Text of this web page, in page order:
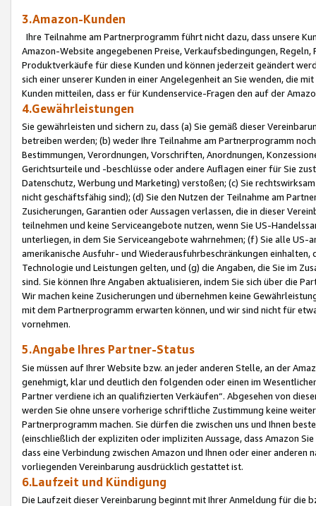
3.Amazon-Kunden
Ihre Teilnahme am Partnerprogramm führt nicht dazu, dass unsere
Amazon-Website angegebenen Preise, Verkaufsbedingungen,
Produktverkäufe für diese Kunden und können jederzeit geändert
sich einer unserer Kunden in einer Angelegenheit an Sie wenden, die
Kunden mitteilen, dass er für Kundenservice-Fragen den auf der
4.Gewährleistungen
Sie gewährleisten und sichern zu, dass (a) Sie gemäß dieser
betreiben werden; (b) weder Ihre Teilnahme am Partnerprogramm
Bestimmungen, Verordnungen, Vorschriften, Anordnungen,
Gerichtsurteile und -beschlüsse oder andere Auflagen einer für Sie
Datenschutz, Werbung und Marketing) verstoßen; (c) Sie
nicht geschäftsfähig sind); (d) Sie den Nutzen der Teilnahme am
Zusicherungen, Garantien oder Aussagen verlassen, die in dieser
teilnehmen und keine Serviceangebote nutzen, wenn Sie US-
unterliegen, in dem Sie Serviceangebote wahrnehmen; (f) Sie alle
amerikanische Ausfuhr- und Wiederausfuhrbeschränkungen
Technologie und Leistungen gelten, und (g) die Angaben, die Sie im
sind. Sie können Ihre Angaben aktualisieren, indem Sie sich über die
Wir machen keine Zusicherungen und übernehmen keine
mit dem Partnerprogramm erwarten können, und wir sind nicht für
vornehmen.
5.Angabe Ihres Partner-Status
Sie müssen auf Ihrer Website bzw. an jeder anderen Stelle, an der
genehmigt, klar und deutlich den folgenden oder einen im
Partner verdiene ich an qualifizierten Verkäufen“. Abgesehen von
werden Sie ohne unsere vorherige schriftliche Zustimmung keine
Partnerprogramm machen. Sie dürfen die zwischen uns und Ihnen
(einschließlich der expliziten oder impliziten Aussage, dass Amazon
dass eine Verbindung zwischen Amazon und Ihnen oder einer
vorliegenden Vereinbarung ausdrücklich gestattet ist.
6.Laufzeit und Kündigung
Die Laufzeit dieser Vereinbarung beginnt mit Ihrer Anmeldung für die